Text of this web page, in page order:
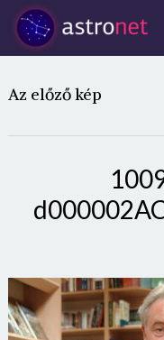
Az előző kép